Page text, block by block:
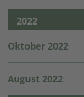
2022
Oktober 2022
August 2022